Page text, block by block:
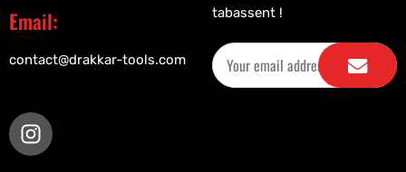
Email:
contact@drakkar-tools.com
tabassent !